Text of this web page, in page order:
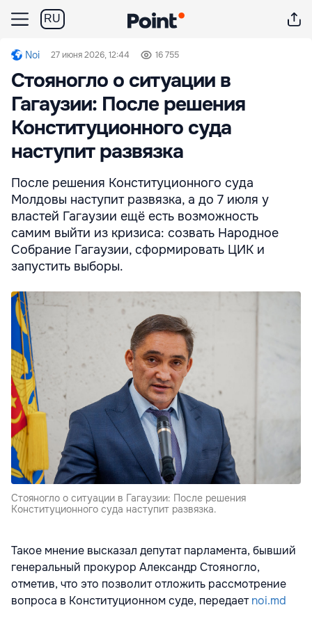
RU
Noi 27 июня 2026, 12:44 16 755
Стояногло о ситуации в
Гагаузии: После решения
Конституционного суда
наступит развязка
После решения Конституционного суда
Молдовы наступит развязка, а до 7 июля у
властей Гагаузии ещё есть возможность
самим выйти из кризиса: созвать Народное
Собрание Гагаузии, сформировать ЦИК и
запустить выборы.
Стояногло о ситуации в Гагаузии: После решения
Конституционного суда наступит развязка.
Такое мнение высказал депутат парламента, бывший
генеральный прокурор Александр Стояногло,
отметив, что это позволит отложить рассмотрение
вопроса в Конституционном суде, передаетnoi.md